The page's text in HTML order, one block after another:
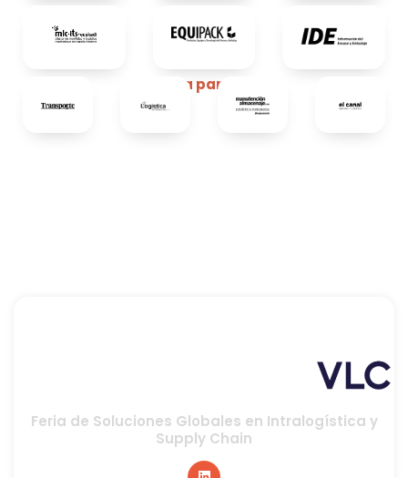
Media partners
Feria de Soluciones Globales en Intralogística y
Supply Chain